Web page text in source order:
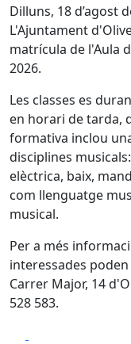
Dilluns, 18 d’agost
L'Ajuntament
matrícula de l'Aula
2026.
Les classes es
en horari de tarda,
formativa inclou
disciplines
elèctrica, baix,
com llenguatge
musical.
Per a més
interessades
Carrer Major, 14
528 583.